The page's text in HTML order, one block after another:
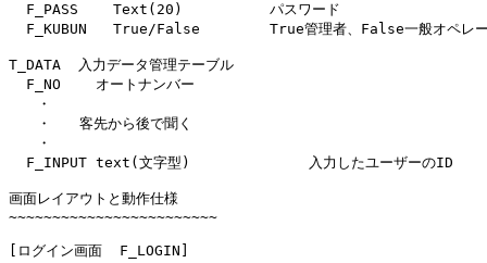
  F_PASS    Text(20)          パスワード
F_KUBUN   True/False        True管理者、False一般オペレ
T_DATA  入力データ管理テーブル
  F_NO    オートナンバー
・
・　　客先から後で聞く
・
  F_INPUT text(文字型)　            入力したユーザーのID
画面レイアウトと動作仕様
~~~~~~~~~~~~~~~~~~~~~~~~
[ログイン画面  F_LOGIN]